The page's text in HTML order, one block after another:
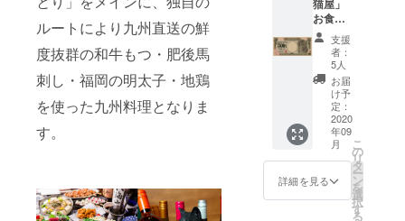
ルートにより九州直送の鮮
度抜群の和牛もつ・肥後馬
刺し・福岡の明太子・地鶏
を使った九州料理となりま
す。
ヨシ！
肩掛け
でも使
える使
いやす
いサイ
ズ感♪
トート
サイズ
W300×
H350m
m ＊画
像はサ
猫屋」
お食事
券7500
円分
（1,000
円券7枚
と500円
券1枚）
資金決
済法に
基づき
有効期
限：
2020年
支援
者：
5人
お届
け予
定：
2020
年09
月
詳細を見る
こ
の
リ
タ
ー
ン
を
選
択
す
る